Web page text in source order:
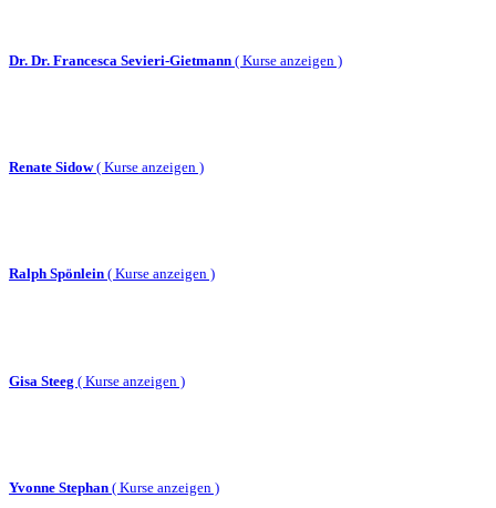
Dr. Dr. Francesca Sevieri-Gietmann ( Kurse anzeigen )
Renate Sidow( Kurse anzeigen )
Ralph Spönlein ( Kurse anzeigen )
Gisa Steeg ( Kurse anzeigen )
Yvonne Stephan ( Kurse anzeigen )